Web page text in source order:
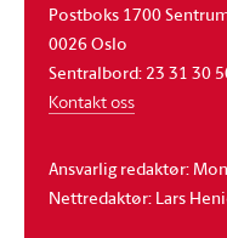
Postboks 1700
0026 Oslo
Sentralbord: 23 31 30
Kontakt oss
Ansvarlig redaktør:
Nettredaktør: Lars